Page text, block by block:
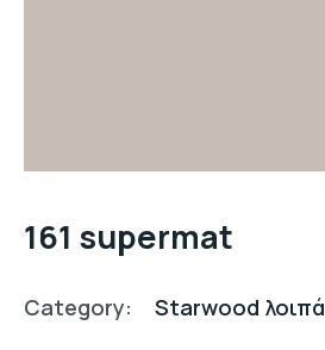
161 supermat
Category: Starwood λοιπά